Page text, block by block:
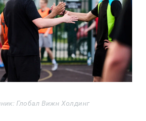
Глобал Вижн Холдинг